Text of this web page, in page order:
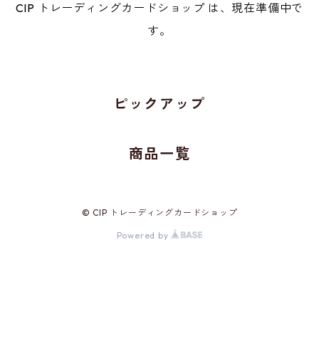
CIP トレーディングカードショップ は、現在準備中で
す。
ピックアップ
商品一覧
© CIP トレーディングカードショップ
Powered by